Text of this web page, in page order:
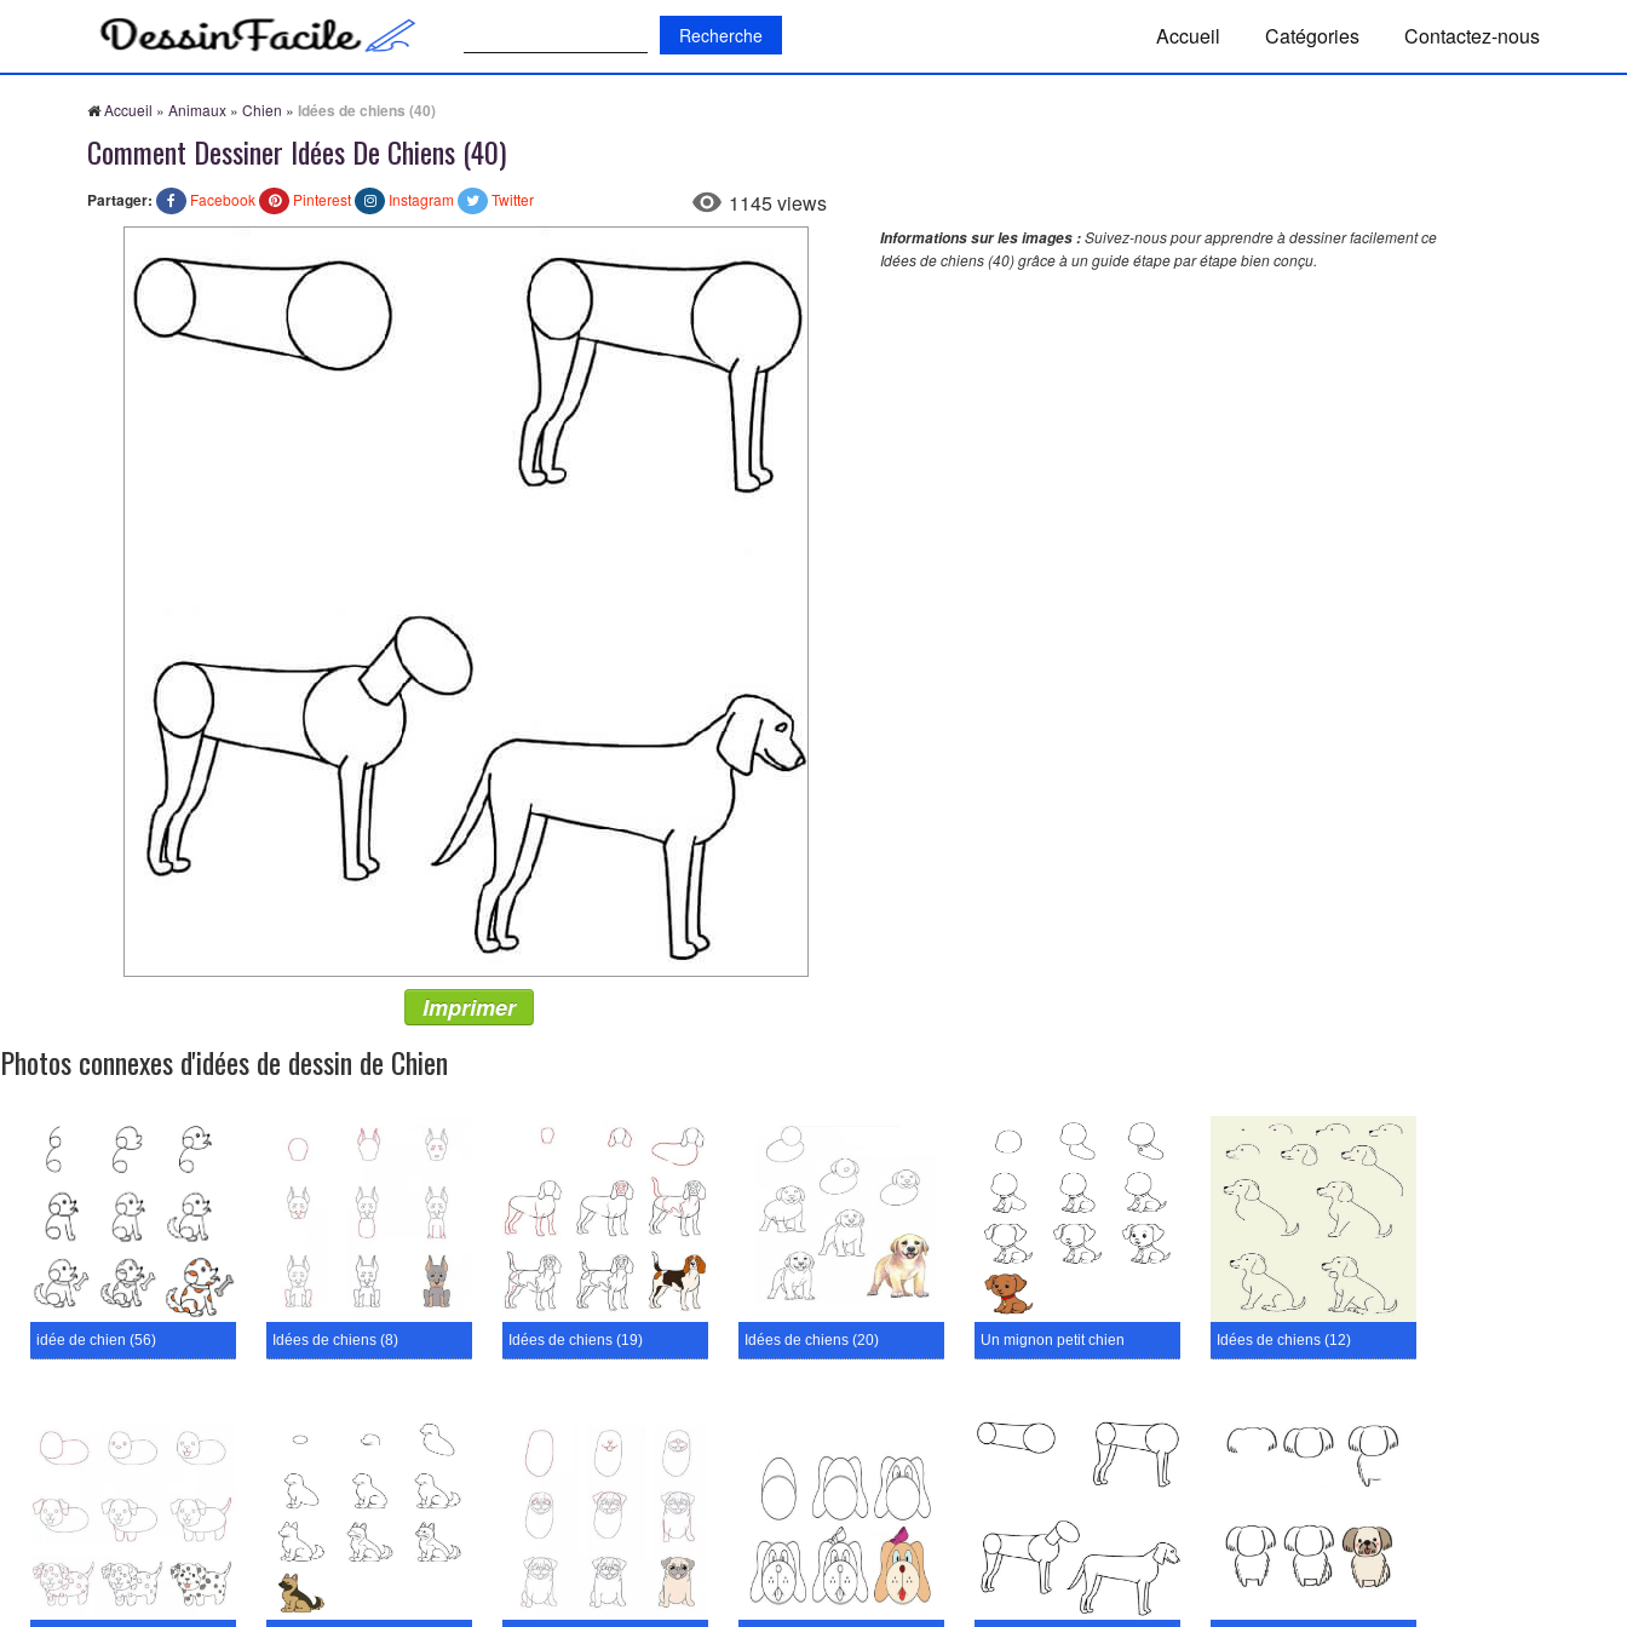
Accueil Catégories Contactez-nous
Accueil » Animaux » Chien » Idées de chiens (40)
Comment Dessiner Idées De Chiens (40)
Partager: Facebook Pinterest Instagram Twitter 1145 views
Informations sur les images :Suivez-nous pour apprendre à dessiner facilement ce
Idées de chiens (40) grâce à un guide étape par étape bien conçu.
Imprimer
Photos connexes d'idées de dessin de Chien
idée de chien (56) Idées de chiens (8) Idées de chiens (19) Idées de chiens (20) Un mignon petit chien Idées de chiens (12)